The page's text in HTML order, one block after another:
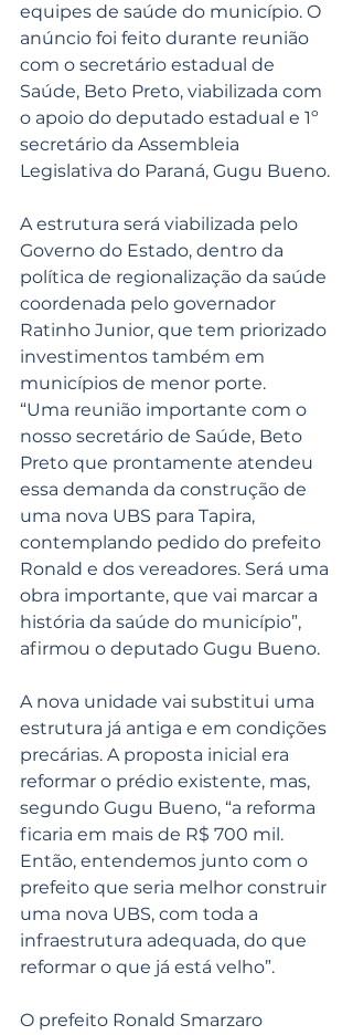
equipes de saúde do município. O
anúncio foi feito durante reunião
com o secretário estadual de
Saúde, Beto Preto, viabilizada com
o apoio do deputado estadual e 1º
secretário da Assembleia
Legislativa do Paraná, Gugu Bueno.
A estrutura será viabilizada pelo
Governo do Estado, dentro da
política de regionalização da saúde
coordenada pelo governador
Ratinho Junior, que tem priorizado
investimentos também em
municípios de menor porte.
“Uma reunião importante com o
nosso secretário de Saúde, Beto
Preto que prontamente atendeu
essa demanda da construção de
uma nova UBS para Tapira,
contemplando pedido do prefeito
Ronald e dos vereadores. Será uma
obra importante, que vai marcar a
história da saúde do município”,
afirmou o deputado Gugu Bueno.
A nova unidade vai substitui uma
estrutura já antiga e em condições
precárias. A proposta inicial era
reformar o prédio existente, mas,
segundo Gugu Bueno, “a reforma
ficaria em mais de R$ 700 mil.
Então, entendemos junto com o
prefeito que seria melhor construir
uma nova UBS, com toda a
infraestrutura adequada, do que
reformar o que já está velho”.
O prefeito Ronald Smarzaro